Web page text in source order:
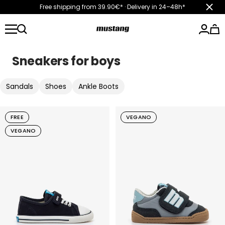
content
Free shipping from 39.90€* · Delivery in 24–48h* Close
mtngshoes
Sneakers for boys
Sandals Shoes Ankle Boots
FREE
VEGANO
VEGANO